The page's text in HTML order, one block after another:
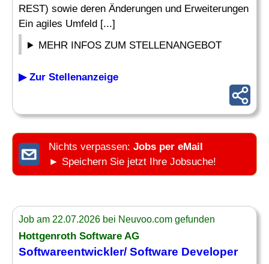
REST) sowie deren Änderungen und Erweiterungen
Ein agiles Umfeld [...]
MEHR INFOS ZUM STELLENANGEBOT
▶ Zur Stellenanzeige
Nichts verpassen: Jobs per eMail
► Speichern Sie jetzt Ihre Jobsuche!
Job am 22.07.2026 bei Neuvoo.com gefunden
Hottgenroth Software AG
Softwareentwickler/ Software Developer